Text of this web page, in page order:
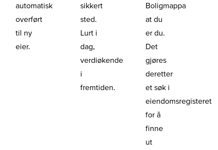
automatisk
overført
til ny
eier.
sikkert
sted.
Lurt i
dag,
verdiøkende
i
fremtiden.
Boligmappa
at du
er du.
Det
gjøres
deretter
et søk i
eiendomsregisteret
for å
finne
ut